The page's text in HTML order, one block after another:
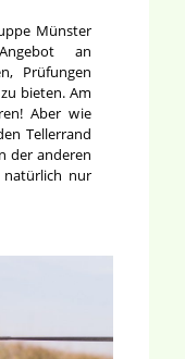
Münster
an
Prüfungen
bieten. Am
Aber wie
Tellerrand
der anderen
natürlich nur